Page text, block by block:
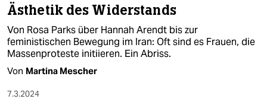
Ästhetik des Widerstands
Von Rosa Parks über Hannah Arendt bis zur
feministischen Bewegung im Iran: Oft sind es Frauen, die
Massenproteste initiieren. Ein Abriss.
Von Martina Mescher
7.3.2024